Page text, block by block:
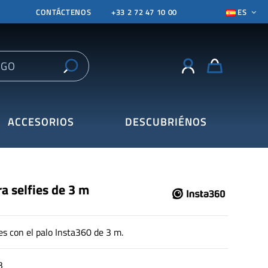
CONTÁCTENOS +33 2 72 47 10 00 ES
ACCESORIOS DESCUBRIÉNOS
selfies de 3 m
con el palo Insta360 de 3 m.